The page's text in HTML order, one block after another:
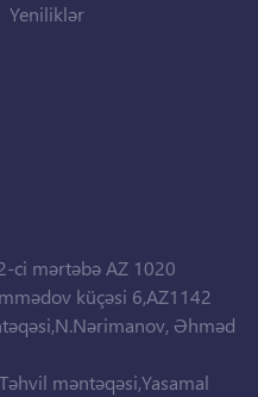
Yeniliklər
ci mərtəbə AZ 1020
küçəsi 6,AZ1142
Əhməd
məntəqəsi,Yasamal